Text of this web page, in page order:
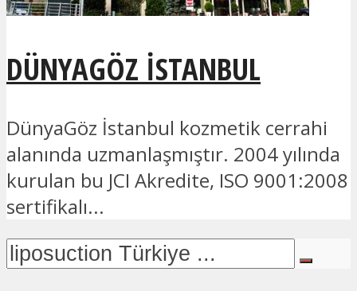
DÜNYAGÖZ İSTANBUL
DünyaGöz İstanbul kozmetik cerrahi
alanında uzmanlaşmıştır. 2004 yılında
kurulan bu JCI Akredite, ISO 9001:2008
sertifikalı...